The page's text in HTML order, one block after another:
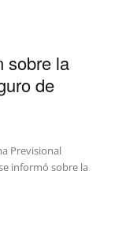
sobre la
de
Previsional
informó sobre la